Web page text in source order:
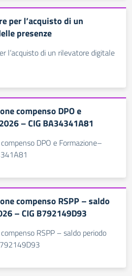
per l’acquisto di un
presenze
l’acquisto di un rilevatore digitale
compenso DPO e
– CIG BA34341A81
DPO e Formazione–
compenso RSPP – saldo
– CIG B792149D93
RSPP – saldo periodo